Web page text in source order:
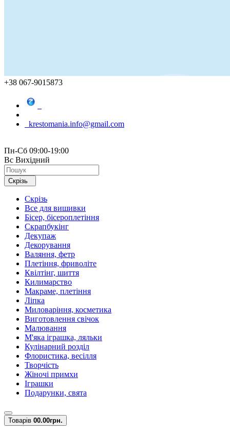
+38 067-9015873
krestomania.info@gmail.com
Пн-Сб 09:00-19:00
Вс Вихідний
Скрізь
Скрізь
Все для вишивки
Бісер, бісероплетіння
Скрапбукінг
Декупаж
Декорування
Валяння, фетр
Плетіння, фриволіте
Квілтінг, шиття
Килимарство
Макраме, плетіння
Ліпка
Миловаріння, косметика
Виготовлення свічок
Малювання
М'яка іграшка, ляльки
Кулінарний розділ
Флористика, весілля
Творчість
Жіночі примхи
Іграшки
Подарунки, свята
Товарів 00.00грн.